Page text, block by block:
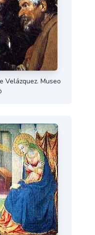
Velázquez. Museo